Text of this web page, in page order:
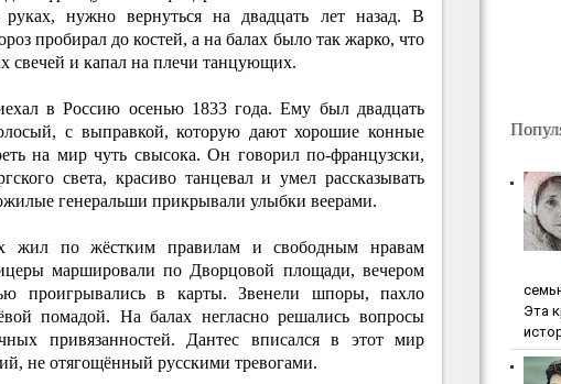
нужно вернуться на двадцать лет назад. В
пробирал до костей, а на балах было так жарко, что
свечей и капал на плечи танцующих.
в Россию осенью 1833 года. Ему был двадцать
с выправкой, которую дают хорошие конные
на мир чуть свысока. Он говорил по-французски,
света, красиво танцевал и умел рассказывать
генеральши прикрывали улыбки веерами.
х жил по жёстким правилам и свободным нравам
маршировали по Дворцовой площади, вечером
проигрывались в карты. Звенели шпоры, пахло
помадой. На балах негласно решались вопросы
привязанностей. Дантес вписался в этот мир
не отягощённый русскими тревогами.
Эта